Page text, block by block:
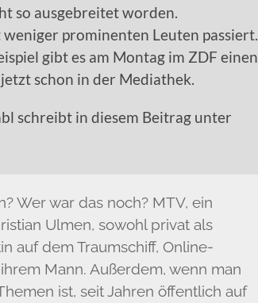
so ausgebreitet worden.
prominenten Leuten passiert.
gibt es am Montag im ZDF einen
schon in der Mediathek.
schreibt in diesem Beitrag unter
Wer war das noch? MTV, ein
Ulmen, sowohl privat als
auf dem Traumschiff, Online-
Mann. Außerdem, wenn man
ist, seit Jahren öffentlich auf